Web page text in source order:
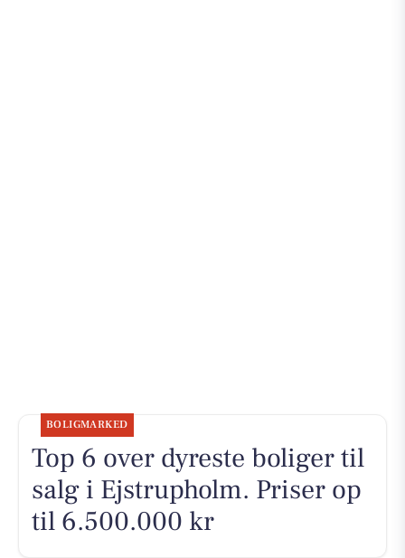
BOLIGMARKED
Top 6 over dyreste boliger til
salg i Ejstrupholm. Priser op
til 6.500.000 kr